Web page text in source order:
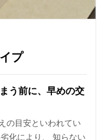
プ
う前に、早めの交
の目安といわれてい
化により、 知らない